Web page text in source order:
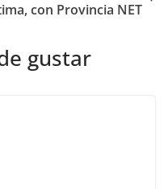
con Provincia NET
gustar